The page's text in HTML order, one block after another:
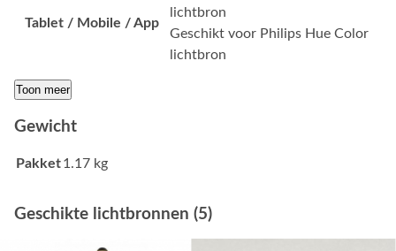
Tablet / Mobile / App
lichtbron
Geschikt voor Philips Hue Color
lichtbron
Toon meer
Gewicht
Pakket1.17 kg
Geschikte lichtbronnen (5)